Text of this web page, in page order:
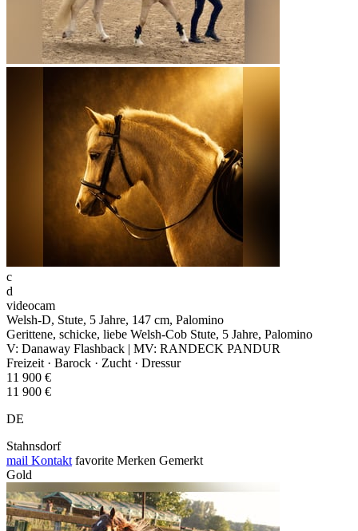
c
d
videocam
Welsh-D, Stute, 5 Jahre, 147 cm, Palomino
Gerittene, schicke, liebe Welsh-Cob Stute, 5 Jahre, Palomino
V: Danaway Flashback | MV: RANDECK PANDUR
Freizeit · Barock · Zucht · Dressur
11 900 €
11 900 €
DE
Stahnsdorf
mail Kontakt favorite Merken Gemerkt
Gold